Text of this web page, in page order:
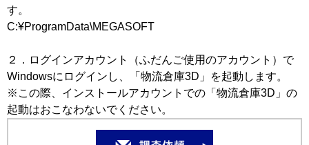
す。
C:¥ProgramData\MEGASOFT
２．ログインアカウント（ふだんご使用のアカウント）で
Windowsにログインし、「物流倉庫3D」を起動します。
※この際、インストールアカウントでの「物流倉庫3D」の
起動はおこなわないでください。